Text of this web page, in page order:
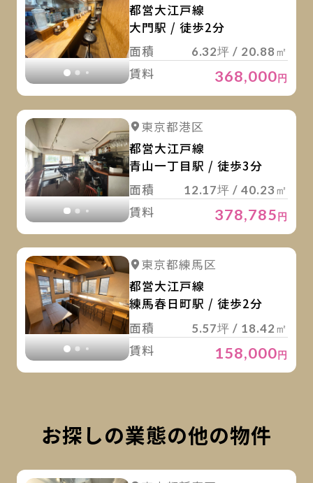
都営大江戸線
大門駅 / 徒歩2分
面積
6.32坪 / 20.88㎡
賃料 368,000円
詳細を見る
東京都港区
都営大江戸線
青山一丁目駅 / 徒歩3分
面積
12.17坪 / 40.23㎡
賃料 378,785円
詳細を見る
東京都練馬区
都営大江戸線
練馬春日町駅 / 徒歩2分
面積
5.57坪 / 18.42㎡
賃料 158,000円
お探しの業態の他の物件